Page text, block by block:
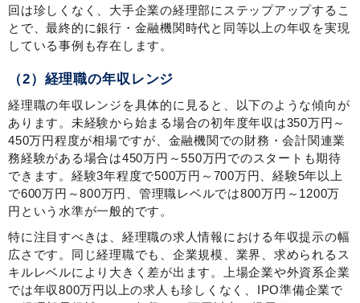
回は珍しくなく、大手企業の経理部にステップアップするこ
とで、最終的に銀行・金融機関時代と同等以上の年収を実現
している事例も存在します。
（2）経理職の年収レンジ
経理職の年収レンジを具体的に見ると、以下のような傾向が
あります。未経験から始まる場合の初年度年収は350万円～
450万円程度が相場ですが、金融機関での財務・会計関連業
務経験がある場合は450万円～550万円でのスタートも期待
できます。経験3年程度で500万円～700万円、経験5年以上
で600万円～800万円、管理職レベルでは800万円～1200万
円という水準が一般的です。
特に注目すべきは、経理職の求人情報における年収提示の幅
広さです。同じ経理職でも、企業規模、業界、求められるス
キルレベルにより大きく差が出ます。上場企業や外資系企業
では年収800万円以上の求人も珍しくなく、IPO準備企業で